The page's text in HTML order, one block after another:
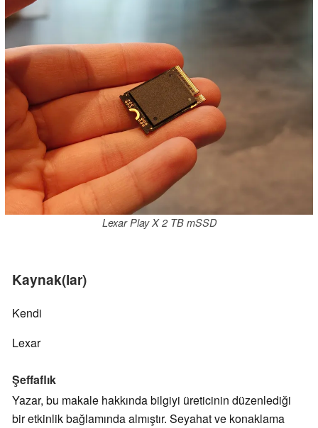
Lexar Play X 2 TB mSSD
Kaynak(lar)
Kendi
Lexar
Şeffaflık
Yazar, bu makale hakkında bilgiyi üreticinin düzenlediği
bir etkinlik bağlamında almıştır. Seyahat ve konaklama